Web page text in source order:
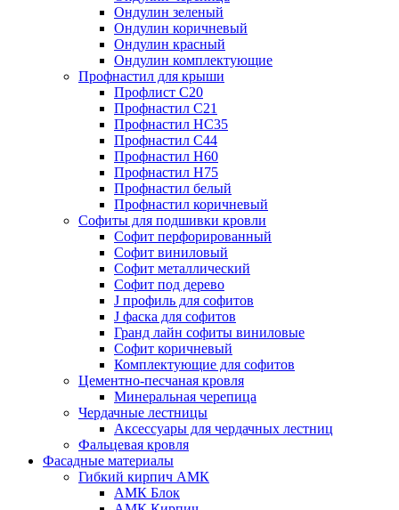
Ондулин зеленый
Ондулин коричневый
Ондулин красный
Ондулин комплектующие
Профнастил для крыши
Профлист С20
Профнастил С21
Профнастил НС35
Профнастил С44
Профнастил Н60
Профнастил Н75
Профнастил белый
Профнастил коричневый
Софиты для подшивки кровли
Cофит перфорированный
Софит виниловый
Софит металлический
Софит под дерево
J профиль для софитов
J фаска для софитов
Гранд лайн софиты виниловые
Софит коричневый
Комплектующие для софитов
Цементно-песчаная кровля
Минеральная черепица
Чердачные лестницы
Аксессуары для чердачных лестниц
Фальцевая кровля
Фасадные материалы
Гибкий кирпич АМК
АМК Блок